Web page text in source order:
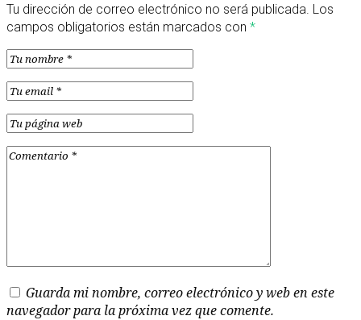
Tu dirección de correo electrónico no será publicada. Los
campos obligatorios están marcados con *
Guarda mi nombre, correo electrónico y web en este
navegador para la próxima vez que comente.